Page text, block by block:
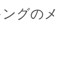
グのメ